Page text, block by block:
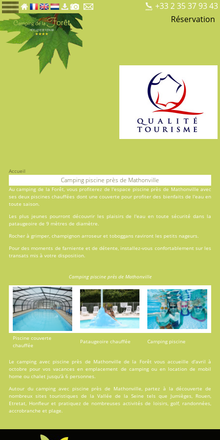
+33 2 35 37 93 43
Réservation
Accueil
Camping piscine près de Mathonville
Aucamping de la Forêt, vous profiterez de l'espace piscine près de Mathonville avec
ses deux piscines chauffées dont une couverte pour profiter des bienfaits de l'eau en
toute saison.
Les plus jeunes pourront découvrir les plaisirs de l'eau en toute sécurité dans la
pataugeoire de 9 mètres de diamètre.
Rocher à grimper, champignon arroseur et toboggans raviront les petits nageurs.
Pour des moments de farniente et de détente, installez-vous confortablement sur les
transats mis à votre disposition.
Camping piscine près de Mathonville
Piscine couverte
chauffée
Pataugeoire chauffée Camping piscine
Le camping avec piscine près de Mathonville de la Forêt vous accueille d'avril à
octobre pour vos vacances enemplacement de campingou en locationde mobil
home ou chalet jusqu'à 6 personnes.
Autour du camping avec piscine près de Mathonville, partez à la découverte de
nombreux sites touristiques de la Vallée de la Seine tels que Jumièges, Rouen,
Etretat, Honfleur et pratiquez de nombreuses activités de loisirs, golf, randonnées,
accrobranche et plage.